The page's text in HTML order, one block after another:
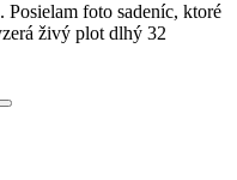
foto sadeníc, ktoré
živý plot dlhý 32